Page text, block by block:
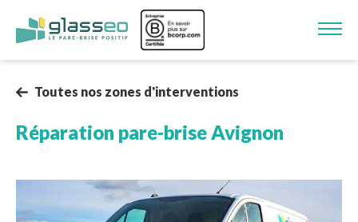
Aller au contenu principal
Image
Toutes nos zones d'interventions
Réparation pare-brise Avignon